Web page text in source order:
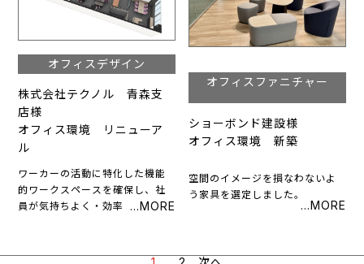
オフィスデザイン
株式会社テクノル 青森支
店様
オフィス環境 リニューア
ル
ワーカーの活動に特化した機能
的ワークスペースを確保し、社
員が気持ちよく・効率的に働け
オフィスファニチャー
ショーボンド建設様
オフィス環境 新築
空間のイメージを損なわないよ
う家具を選定しました。